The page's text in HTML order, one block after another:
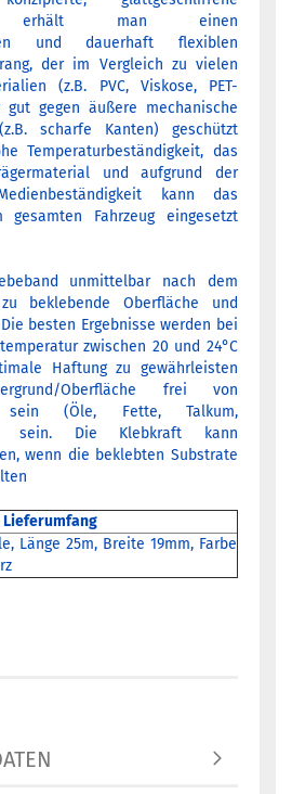
erhält man einen
und dauerhaft flexiblen
der im Vergleich zu vielen
(z.B. PVC, Viskose, PET-
gegen äußere mechanische
scharfe Kanten) geschützt
Temperaturbeständigkeit, das
und aufgrund der
kann das
Fahrzeug eingesetzt
unmittelbar nach dem
beklebende Oberfläche und
besten Ergebnisse werden bei
zwischen 20 und 24°C
Haftung zu gewährleisten
Oberfläche frei von
sein (Öle, Fette, Talkum,
sein. Die Klebkraft kann
wenn die beklebten Substrate
Lieferumfang
Länge 25m, Breite 19mm, Farbe